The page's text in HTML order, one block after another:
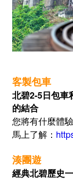
客製包車
北碧2-5日包車
的結合
您將有什麼體
馬上了解 ：
湊團遊
經典北碧歷史